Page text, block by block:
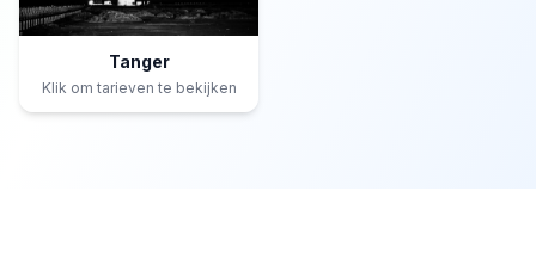
Tanger
Klik om tarieven te bekijken